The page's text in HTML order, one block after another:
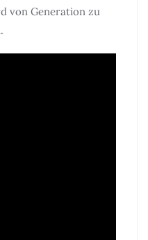
von Generation zu